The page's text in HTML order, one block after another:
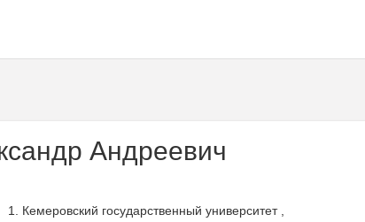
Андреевич
Кемеровский государственный университет ,